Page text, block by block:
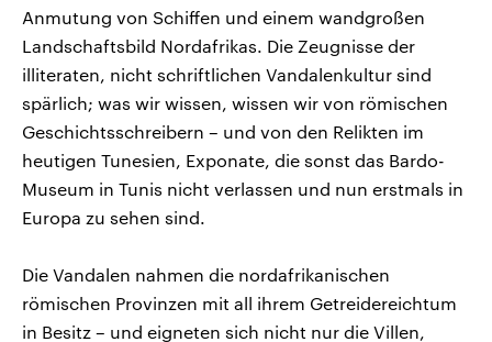
Anmutung von Schiffen und einem wandgroßen
Landschaftsbild Nordafrikas. Die Zeugnisse der
illiteraten, nicht schriftlichen Vandalenkultur sind
spärlich; was wir wissen, wissen wir von römischen
Geschichtsschreibern – und von den Relikten im
heutigen Tunesien, Exponate, die sonst das Bardo-
Museum in Tunis nicht verlassen und nun erstmals in
Europa zu sehen sind.
Die Vandalen nahmen die nordafrikanischen
römischen Provinzen mit all ihrem Getreidereichtum
in Besitz – und eigneten sich nicht nur die Villen,